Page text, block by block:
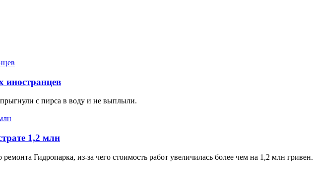
иностранцев
с пирса в воду и не выплыли.
1,2 млн
Гидропарка, из-за чего стоимость работ увеличилась более чем на 1,2 млн гривен.